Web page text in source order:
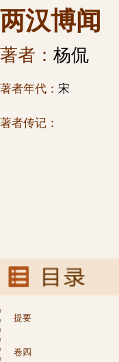
两汉博闻
著者： 杨侃
著者年代： 宋
著者传记：
提要
卷四